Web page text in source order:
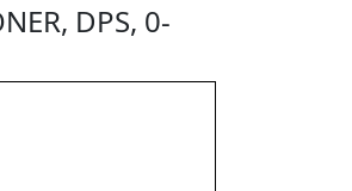
DPS, 0-